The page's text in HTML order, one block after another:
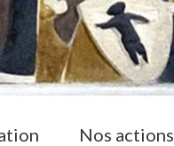
Nos actions